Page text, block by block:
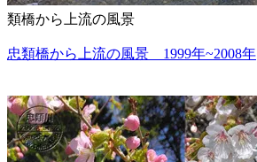
類橋から上流の風景
忠類橋から上流の風景 1999年~2008年